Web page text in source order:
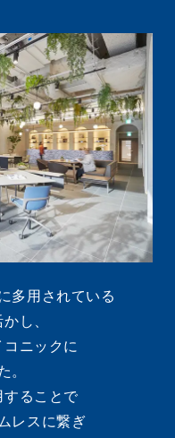
多用されている
し、
ニックに
。
することで
レスに繋ぎ